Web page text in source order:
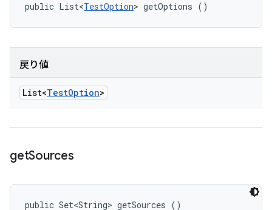
public List<TestOption> getOptions ()
戻り値
List<TestOption>
getSources
public Set<String> getSources ()